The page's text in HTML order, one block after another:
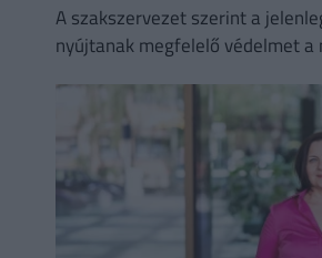
A szakszervezet szerint a
nyújtanak megfelelő védelmet a